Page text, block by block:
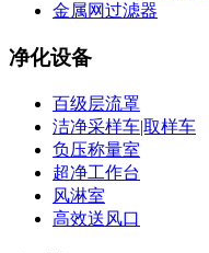
金属网过滤器
净化设备
百级层流罩
洁净采样车|取样车
负压称量室
超净工作台
风淋室
高效送风口